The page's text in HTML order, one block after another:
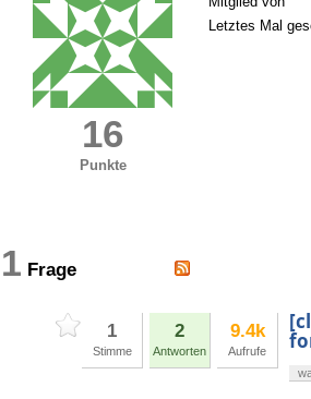
16
Punkte
Letztes Mal
1 Frage
1
Stimme
2
Antworten
9.4k
Aufrufe